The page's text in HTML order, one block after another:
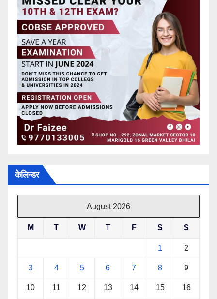
केलिन्डर
August 2026
M T W T F S S
1 2
3 4 5 6 7 8 9
10 11 12 13 14 15 16